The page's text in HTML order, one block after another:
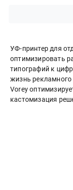
УФ-принтер для
оптимизировать
типографий к
жизнь рекламного
Vorey
кастомизация